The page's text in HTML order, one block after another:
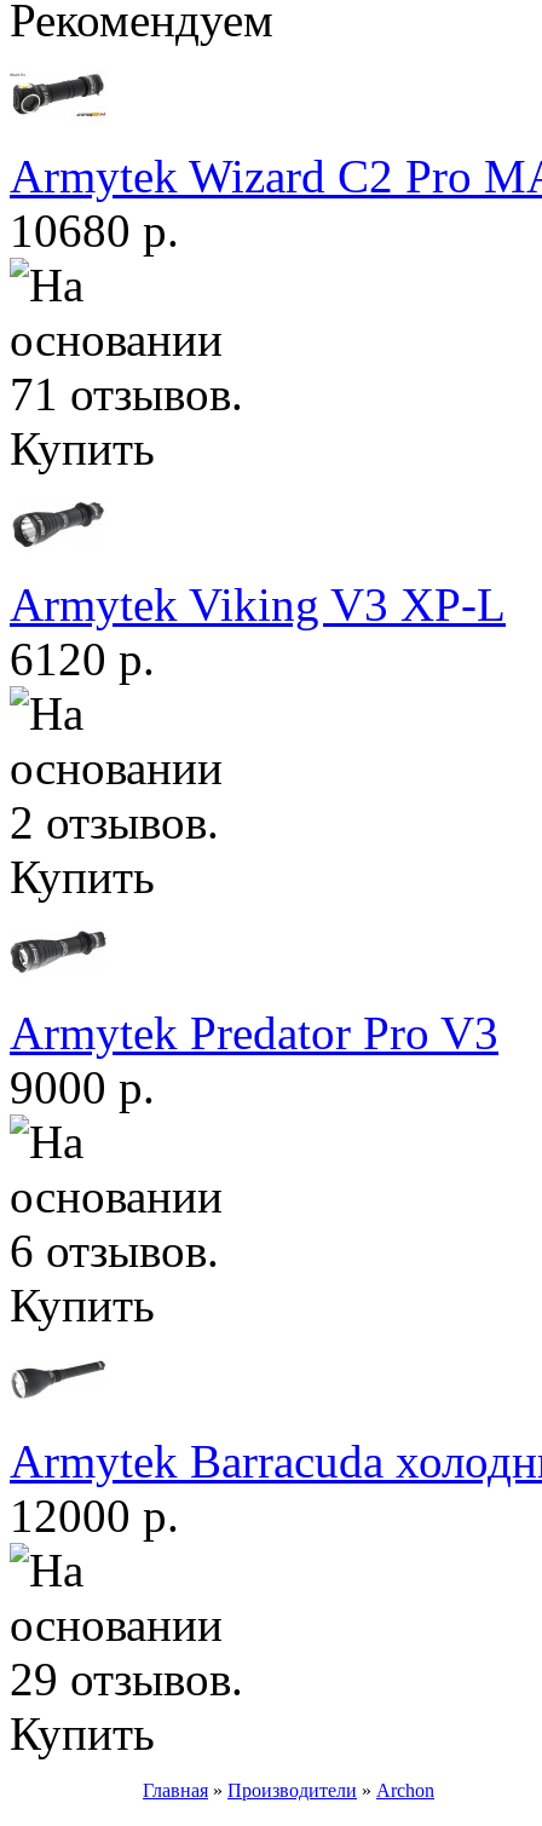
Рекомендуем
Armytek Wizard С2 Pro
10680 р.
Купить
Armytek Viking V3 XP-L
6120 р.
Купить
Armytek Predator Pro V3
9000 р.
Купить
Armytek Barracuda
12000 р.
Купить
Главная » Производители » Archon